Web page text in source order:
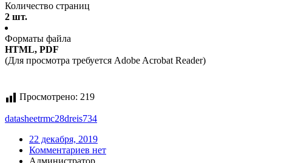
Количество страниц
2 шт.
Форматы файла
HTML, PDF
(Для просмотра требуется Adobe Acrobat Reader)
Просмотрено: 219
datasheetrmc28dreis734
22 декабря, 2019
Комментариев нет